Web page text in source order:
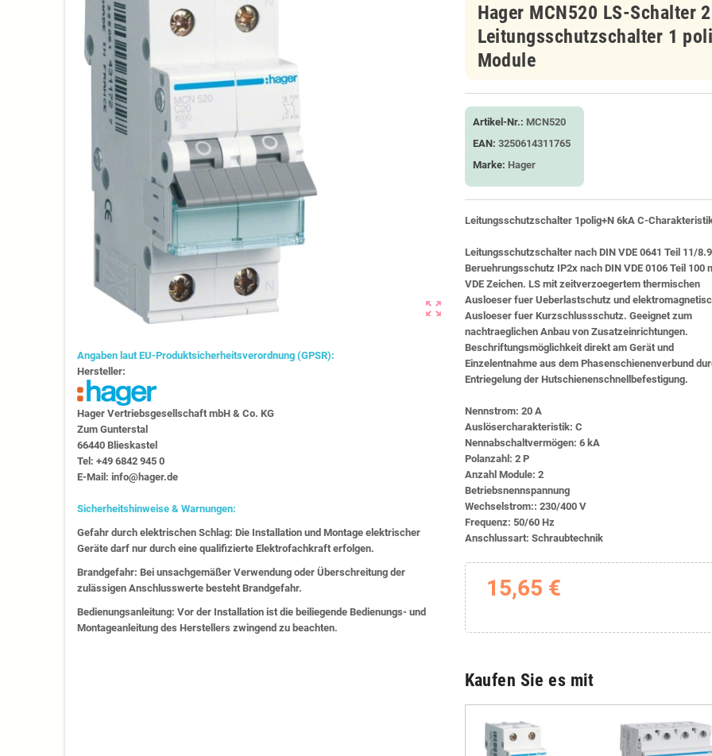
zoom_out_map
Angaben laut EU-Produktsicherheitsverordnung (GPSR):
Hersteller:
Hager Vertriebs­ge­sell­schaft mbH & Co. KG
Zum Gunter­stal
66440 Blies­kastel
Tel: +49 6842 945 0
E-Mail: info@hager.de
Sicherheitshinweise & Warnungen:
Gefahr durch elektrischen Schlag: Die Installation und Montage elektrischer
Geräte darf nur durch eine qualifizierte Elektrofachkraft erfolgen.
Brandgefahr: Bei unsachgemäßer Verwendung oder Überschreitung der
zulässigen Anschlusswerte besteht Brandgefahr.
Bedienungsanleitung: Vor der Installation ist die beiliegende Bedienungs- und
Montageanleitung des Herstellers zwingend zu beachten.
Hager MCN520 LS-Schalter
Leitungsschutzschalter 1
Module
Artikel-Nr.: MCN520
EAN: 3250614311765
Marke: Hager
Leitungsschutzschalter 1polig+N 6kA C-
Leitungsschutzschalter nach DIN VDE 0641 Teil 11/
Beruehrungsschutz IP2x nach DIN VDE 0106 Teil 100
VDE Zeichen. LS mit zeitverzoegertem thermischen
Ausloeser fuer Ueberlastschutz und
Ausloeser fuer Kurzschlussschutz. Geeignet zum
nachtraeglichen Anbau von Zusatzeinrichtungen.
Beschriftungsmöglichkeit direkt am Gerät und
Einzelentnahme aus dem Phasenschienenverbund
Entriegelung der Hutschienenschnellbefestigung.
Nennstrom: 20 A
Auslösercharakteristik: C
Nennabschaltvermögen: 6 kA
Polanzahl: 2 P
Anzahl Module: 2
Betriebsnennspannung
Wechselstrom:: 230/400 V
Frequenz: 50/60 Hz
Anschlussart: Schraubtechnik
15,65 €
Kaufen Sie es mit